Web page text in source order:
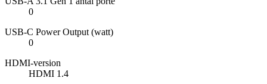
0
USB-C Power Output (watt)
0
HDMI-version
HDMI 1.4